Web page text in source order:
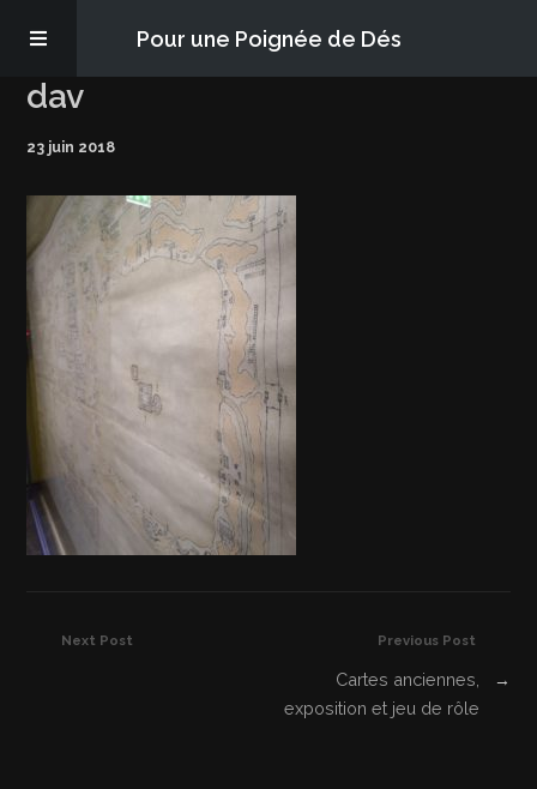
Pour une Poignée de Dés
Les épisodes
S’abonner
Blog
À propos
dav
23 juin 2018
Previous Post
Cartes anciennes,
exposition et jeu de rôle
→
Next Post